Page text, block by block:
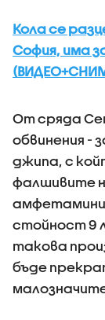
Кола се
София, има
От сряда
обвинения -
джипа, с
фалшивите
амфетамини
стойност 9
такова
бъде